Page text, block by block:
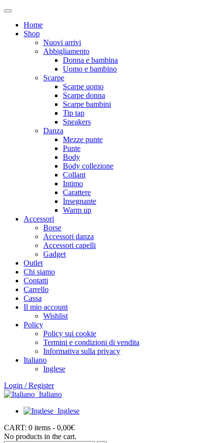
Home
Shop
Nuovi arrivi
Abbigliamento
Donna e bambina
Uomo e bambino
Scarpe
Scarpe uomo
Scarpe donna
Scarpe bambini
Tip tap
Sneakers
Danza
Mezze punte
Punte
Body
Body collezione
Collant
Intimo
Carattere
Insegnante
Warm up
Accessori
Borse
Accessori danza
Accessori capelli
Gadget
Outlet
Chi siamo
Contatti
Carrello
Cassa
Il mio account
Wishlist
Policy
Policy sui cookie
Termini e condizioni di vendita
Informativa sulla privacy
Italiano
Inglese
Login / Register
Italiano
Inglese
CART: 0 items - 0,00€
No products in the cart.